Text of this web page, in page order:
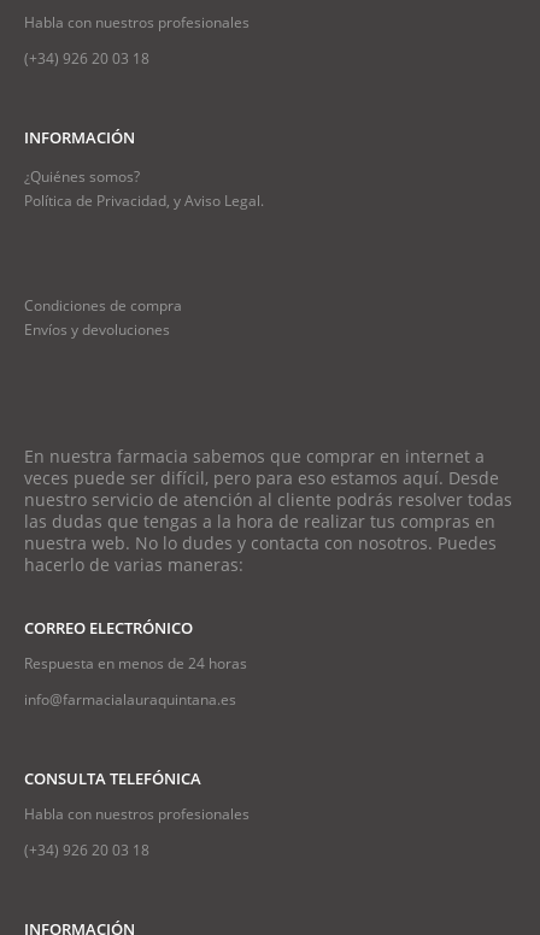
Habla con nuestros profesionales
(+34) 926 20 03 18
INFORMACIÓN
¿Quiénes somos?
Política de Privacidad, y Aviso Legal.
Condiciones de compra
Envíos y devoluciones
En nuestra farmacia sabemos que comprar en internet a
veces puede ser difícil, pero para eso estamos aquí. Desde
nuestro servicio de atención al cliente podrás resolver todas
las dudas que tengas a la hora de realizar tus compras en
nuestra web. No lo dudes y contacta con nosotros. Puedes
hacerlo de varias maneras:
CORREO ELECTRÓNICO
Respuesta en menos de 24 horas
info@farmacialauraquintana.es
CONSULTA TELEFÓNICA
Habla con nuestros profesionales
(+34) 926 20 03 18
INFORMACIÓN